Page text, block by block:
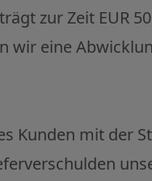
zur Zeit EUR
wir eine
Kunden mit der